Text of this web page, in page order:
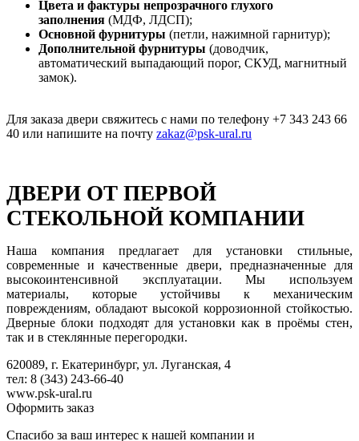
Цвета и фактуры непрозрачного глухого
заполнения (МДФ, ЛДСП);
Основной фурнитуры (петли, нажимной гарнитур);
Дополнительной фурнитуры (доводчик,
автоматический выпадающий порог, СКУД, магнитный
замок).
Для заказа двери свяжитесь с нами по телефону +7 343 243 66
40 или напишите на почту zakaz@psk-ural.ru
ДВЕРИ ОТ ПЕРВОЙ
СТЕКОЛЬНОЙ КОМПАНИИ
Наша компания предлагает для установки стильные,
современные и качественные двери, предназначенные для
высокоинтенсивной эксплуатации. Мы используем
материалы, которые устойчивы к механическим
повреждениям, обладают высокой коррозионной стойкостью.
Дверные блоки подходят для установки как в проёмы стен,
так и в стеклянные перегородки.
620089, г. Екатеринбург, ул. Луганская, 4
тел: 8 (343) 243-66-40
www.psk-ural.ru
Оформить заказ
Спасибо за ваш интерес к нашей компании и